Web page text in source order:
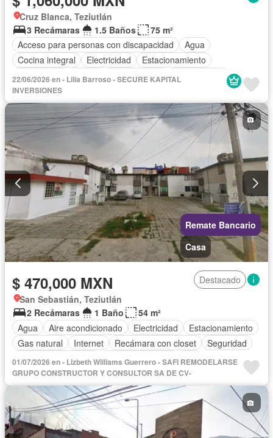
Cruz Blanca, Teziutlán
3 Recámaras
1.5 Baños
75 m²
Acceso para personas con discapacidad
Agua
Cocina integral
Electricidad
Estacionamiento
Gas natural
Jardín Zonas verdes Sin amueblar
22/06/2026 en - Lilia Barroso - SECURE KAPITAL
INVERSIONES
Remate Bancario
Casa
$ 470,000 MXN
Destacado
San Sebastián, Teziutlán
2 Recámaras
1 Baño
54 m²
Agua
Aire acondicionado Electricidad
Estacionamiento
Gas natural
Internet Recámara con closet
Seguridad
Televisión por cable
Vista panorámica Wifi
01/07/2026 en - Lizbeth Williams Guerrero - SAFI REMODELARSE
GRUPO CONSTRUCTOR Y CONSULTOR SA DE CV-